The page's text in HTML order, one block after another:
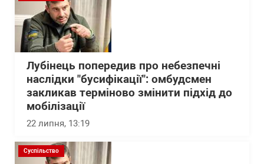
Лубінець попередив про небезпечні
наслідки "бусифікації": омбудсмен
закликав терміново змінити підхід до
мобілізації
22 липня, 13:19
Суспільство